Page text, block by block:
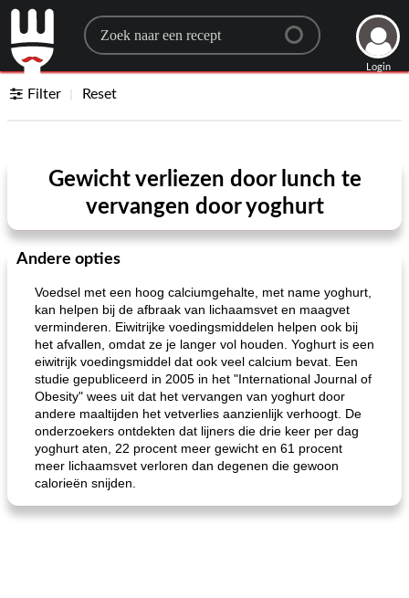
Search for a recipe
Login
Filter Reset
Gewicht verliezen door lunch te
vervangen door yoghurt
Andere opties
Voedsel met een hoog calciumgehalte, met name yoghurt,
kan helpen bij de afbraak van lichaamsvet en maagvet
verminderen. Eiwitrijke voedingsmiddelen helpen ook bij
het afvallen, omdat ze je langer vol houden. Yoghurt is een
eiwitrijk voedingsmiddel dat ook veel calcium bevat. Een
studie gepubliceerd in 2005 in het "International Journal of
Obesity" wees uit dat het vervangen van yoghurt door
andere maaltijden het vetverlies aanzienlijk verhoogt. De
onderzoekers ontdekten dat lijners die drie keer per dag
yoghurt aten, 22 procent meer gewicht en 61 procent
meer lichaamsvet verloren dan degenen die gewoon
calorieën snijden.